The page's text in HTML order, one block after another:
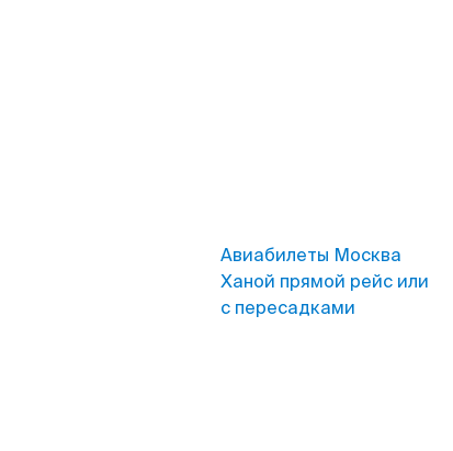
Авиабилеты Москва
Ханой прямой рейс или
с пересадками